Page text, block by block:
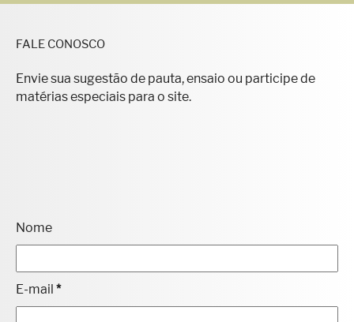
FALE CONOSCO
Envie sua sugestão de pauta, ensaio ou participe de
matérias especiais para o site.
Nome
E-mail *